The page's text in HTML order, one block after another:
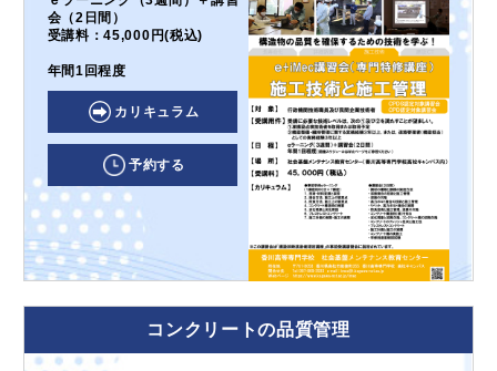
会（2日間）
受講料：45,000円(税込)
年間1回程度
カリキュラム
予約する
コンクリートの品質管理